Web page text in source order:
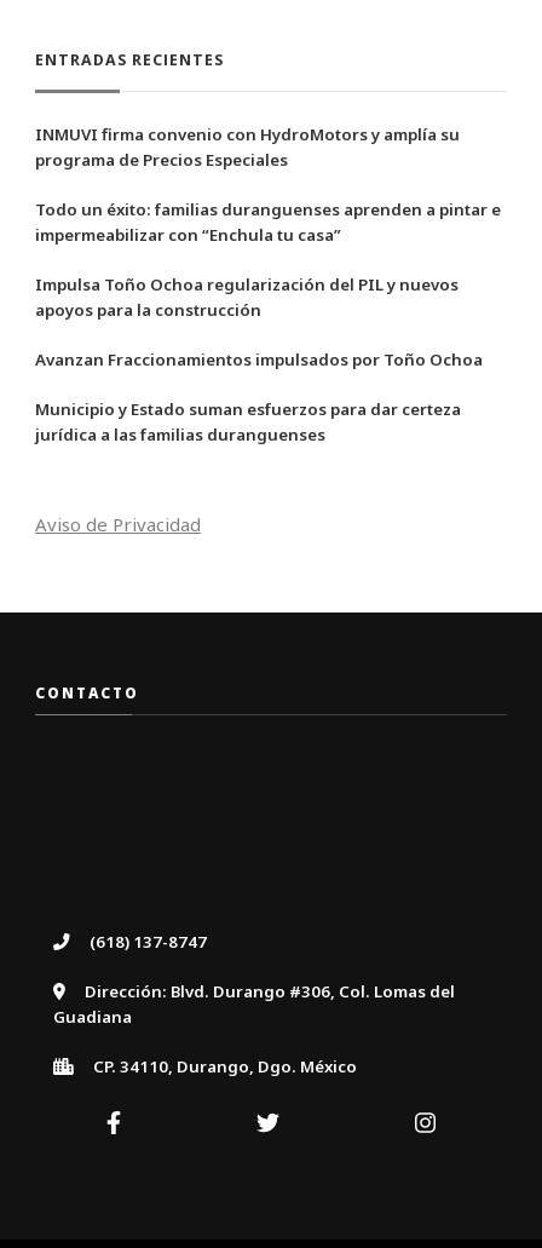
ENTRADAS RECIENTES
INMUVI firma convenio con HydroMotors y amplía su
programa de Precios Especiales
Todo un éxito: familias duranguenses aprenden a pintar e
impermeabilizar con “Enchula tu casa”
Impulsa Toño Ochoa regularización del PIL y nuevos
apoyos para la construcción
Avanzan Fraccionamientos impulsados por Toño Ochoa
Municipio y Estado suman esfuerzos para dar certeza
jurídica a las familias duranguenses
Aviso de Privacidad
CONTACTO
(618) 137-8747
Dirección: Blvd. Durango #306, Col. Lomas del
Guadiana
CP. 34110, Durango, Dgo. México